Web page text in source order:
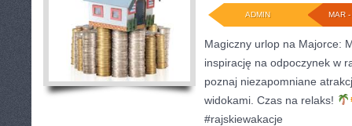
MAR
ADMIN
Magiczny urlop na Majorce:
inspirację na odpoczynek w
poznaj niezapomniane
widokami. Czas na relaks!
#rajskiewakacje